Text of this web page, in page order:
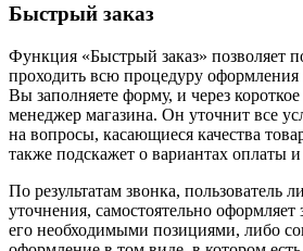
Быстрый заказ
Функция «Быстрый заказ» позволяет
проходить всю процедуру оформления
Вы заполняете форму, и через
менеджер магазина. Он уточнит все
на вопросы, касающиеся качества
также подскажет о вариантах оплаты и
По результатам звонка, пользователь
уточнения, самостоятельно оформляет
его необходимыми позициями, либо